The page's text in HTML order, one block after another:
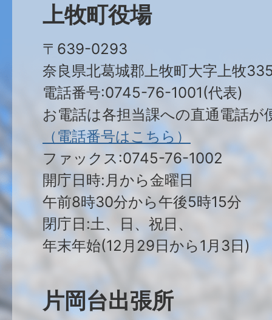
上牧町役場
〒639-0293
奈良県北葛城郡上牧町大字上牧
電話番号:0745-76-1001(代表)
お電話は各担当課への直通電話が
（電話番号はこちら）
ファックス:0745-76-1002
開庁日時:月から金曜日
午前8時30分から午後5時15分
閉庁日:土、日、祝日、
年末年始(12月29日から1月3日)
片岡台出張所